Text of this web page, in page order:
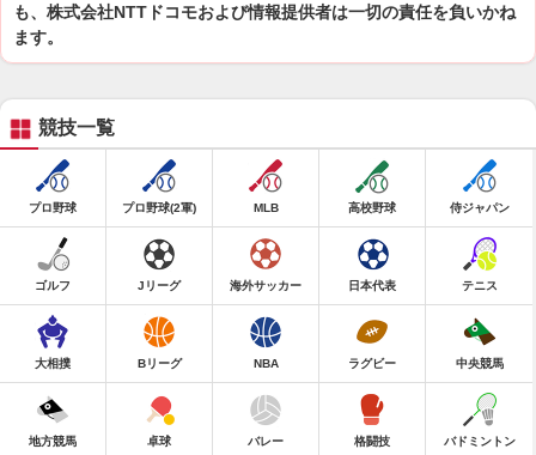
も、株式会社NTTドコモおよび情報提供者は一切の責任を負いかね
ます。
競技一覧
プロ野球 プロ野球(2軍) MLB 高校野球 侍ジャパン
ゴルフ Jリーグ 海外サッカー 日本代表 テニス
大相撲 Bリーグ NBA ラグビー 中央競馬
地方競馬 卓球 バレー 格闘技 バドミントン